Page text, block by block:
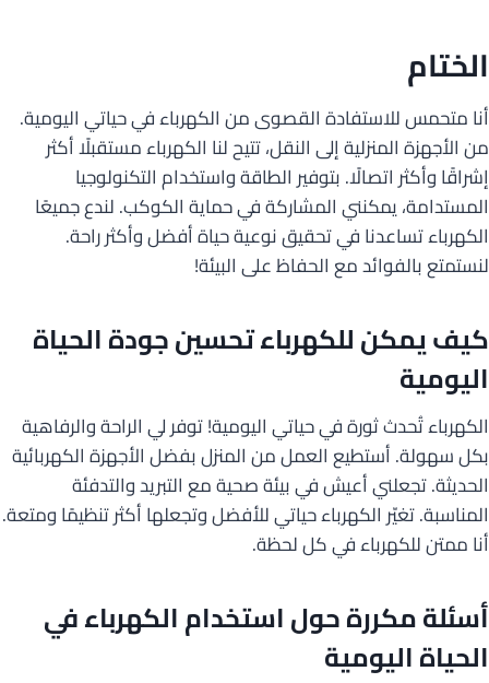
الختام
أنا متحمس للاستفادة القصوى من الكهرباء في حياتي اليومية.
من الأجهزة المنزلية إلى النقل، تتيح لنا الكهرباء مستقبلًا أكثر
إشراقًا وأكثر اتصالًا. بتوفير الطاقة واستخدام التكنولوجيا
المستدامة، يمكنني المشاركة في حماية الكوكب. لندع جميعًا
الكهرباء تساعدنا في تحقيق نوعية حياة أفضل وأكثر راحة.
لنستمتع بالفوائد مع الحفاظ على البيئة!
كيف يمكن للكهرباء تحسين جودة الحياة
اليومية
الكهرباء تُحدث ثورة في حياتي اليومية! توفر لي الراحة والرفاهية
بكل سهولة. أستطيع العمل من المنزل بفضل الأجهزة الكهربائية
الحديثة. تجعلني أعيش في بيئة صحية مع التبريد والتدفئة
المناسبة. تغيّر الكهرباء حياتي للأفضل وتجعلها أكثر تنظيمًا ومتعة.
أنا ممتن للكهرباء في كل لحظة.
أسئلة مكررة حول استخدام الكهرباء في
الحياة اليومية